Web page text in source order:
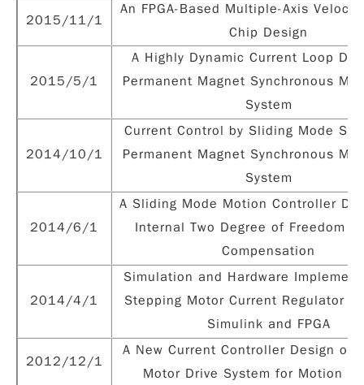
2015/11/1
An FPGA-Based Multiple-Axis
Chip Design
2015/5/1
A Highly Dynamic Current Loop
Permanent Magnet Synchronous
System
2014/10/1
Current Control by Sliding Mode
Permanent Magnet Synchronous
System
2014/6/1
A Sliding Mode Motion Controller
Internal Two Degree of Freedom
Compensation
2014/4/1
Simulation and Hardware
Stepping Motor Current Regulator
Simulink and FPGA
2012/12/1
A New Current Controller Design of
Motor Drive System for Motion